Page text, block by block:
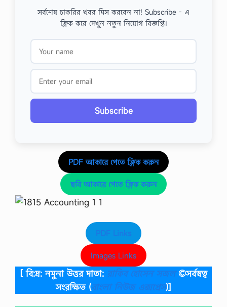
সর্বশেষ চাকরির খবর মিস করবেন না! Subscribe - এ
ক্লিক করে দেখুন নতুন নিয়োগ বিজ্ঞপ্তি।
Subscribe
PDF আকারে পেতে ক্লিক করুন
ছবি আকারে পেতে ক্লিক করুন
PDF Links
Images Links
[ বি:দ্র: নমুনা উত্তর দাতা: রাকিব হোসেন সজল©সর্বস্বত্ব
সংরক্ষিত (বাংলা নিউজ এক্সপ্রেস)]